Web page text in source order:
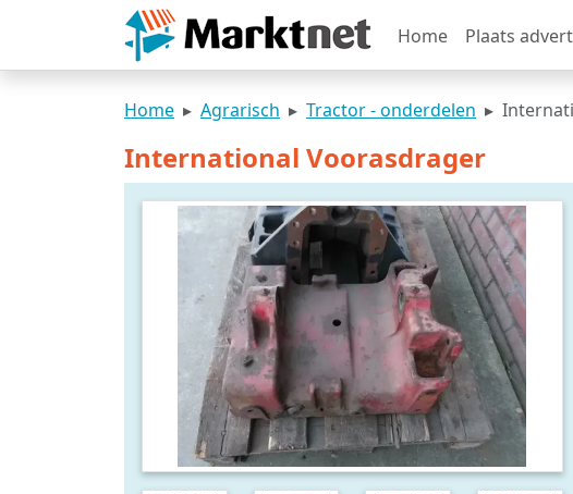
Home Plaats
Home Agrarisch Tractor - onderdelen
International Voorasdrager